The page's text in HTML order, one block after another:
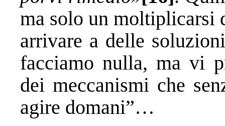
ma solo un moltiplicarsi
arrivare a delle
facciamo nulla, ma vi
dei meccanismi che
agire domani”…